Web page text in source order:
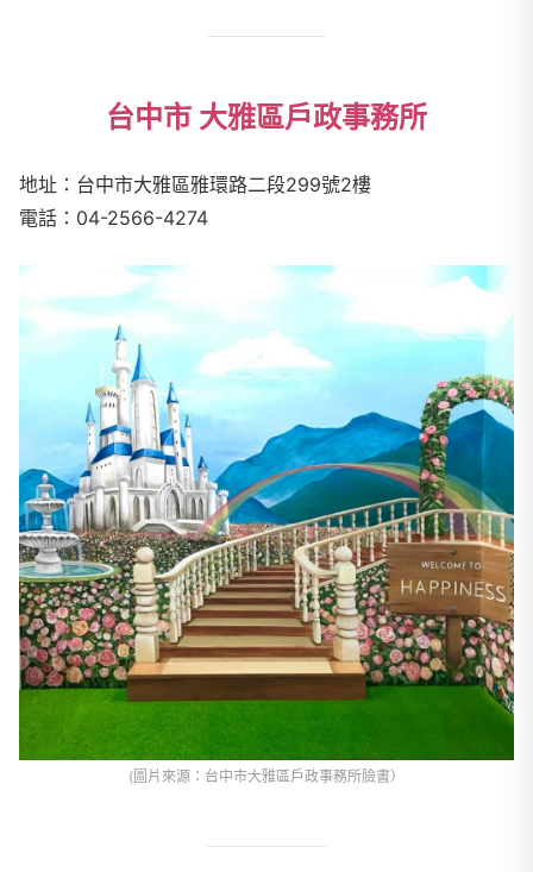
台中市 大雅區戶政事務所
地址：台中市大雅區雅環路二段299號2樓
電話：04-2566-4274
(圖片來源：台中市大雅區戶政事務所臉書）